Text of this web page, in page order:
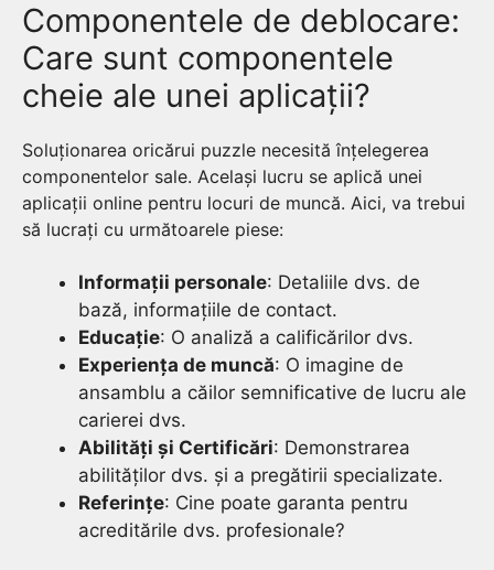
Componentele de deblocare:
Care sunt componentele
cheie ale unei aplicații?
Soluționarea oricărui puzzle necesită înțelegerea
componentelor sale. Același lucru se aplică unei
aplicații online pentru locuri de muncă. Aici, va trebui
să lucrați cu următoarele piese:
Informații personale: Detaliile dvs. de
bază, informațiile de contact.
Educație: O analiză a calificărilor dvs.
Experiența de muncă: O imagine de
ansamblu a căilor semnificative de lucru ale
carierei dvs.
Abilități și Certificări: Demonstrarea
abilităților dvs. și a pregătirii specializate.
Referințe: Cine poate garanta pentru
acreditările dvs. profesionale?